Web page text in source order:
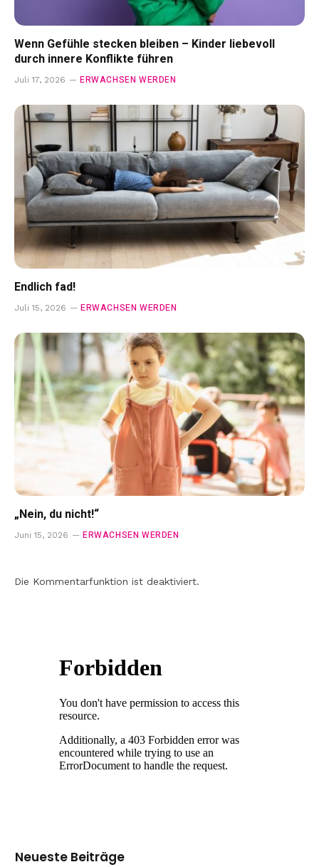
Wenn Gefühle stecken bleiben – Kinder liebevoll
durch innere Konflikte führen
Juli 17, 2026 ERWACHSEN WERDEN
Endlich fad!
Juli 15, 2026 ERWACHSEN WERDEN
„Nein, du nicht!“
Juni 15, 2026 ERWACHSEN WERDEN
Die Kommentarfunktion ist deaktiviert.
Neueste Beiträge